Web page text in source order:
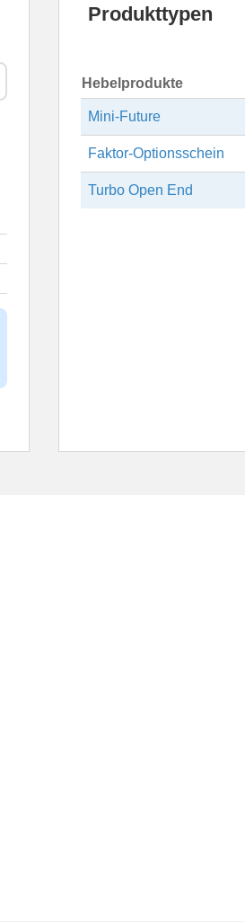
Produkttypen
Hebelprodukte
Mini-Future
Faktor-Optionsschein
Turbo Open End